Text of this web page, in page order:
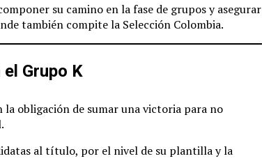
su camino en la fase de grupos y asegurar
también compite la Selección Colombia.
Grupo K
obligación de sumar una victoria para no
al título, por el nivel de su plantilla y la